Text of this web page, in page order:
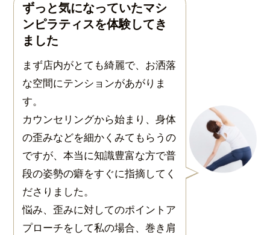
ずっと気になっていたマシ
ンピラティスを体験してき
ました
まず店内がとても綺麗で、お洒落
な空間にテンションがあがりま
す。
カウンセリングから始まり、身体
の歪みなどを細かくみてもらうの
ですが、本当に知識豊富な方で普
段の姿勢の癖をすぐに指摘してく
ださりました。
悩み、歪みに対してのポイントア
プローチをして私の場合、巻き肩